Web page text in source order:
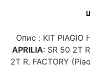
Опис : KIT PIAGIO
APRILIA: SR 50 2T
2T R, FACTORY